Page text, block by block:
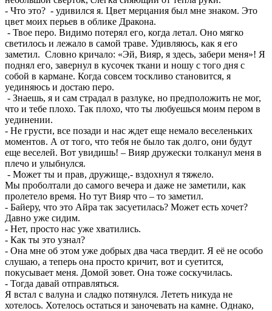
- Что это? - удивился я. Цвет мерцания был мне знаком. Это
цвет моих перьев в облике Дракона.
- Твое перо. Видимо потерял его, когда летал. Оно мягко
светилось и лежало в самой траве. Удивляюсь, как я его
заметил. Словно кричало: «Эй, Вияр, я здесь, забери меня»! Я
поднял его, завернул в кусочек ткани и ношу с того дня с
собой в кармане. Когда совсем тоскливо становится, я
уединяюсь и достаю перо.
- Знаешь, я и сам страдал в разлуке, но предположить не мог,
что и тебе плохо. Так плохо, что ты любуешься моим пером в
уединении.
- Не грусти, все позади и нас ждет еще немало веселеньких
моментов. А от того, что тебя не было так долго, они будут
еще веселей. Вот увидишь! – Вияр дружески толканул меня в
плечо и улыбнулся.
- Может ты и прав, дружище,- вздохнул я тяжело.
Мы проболтали до самого вечера и даже не заметили, как
пролетело время. Но тут Вияр что – то заметил.
- Байеру, что это Айра так засуетилась? Может есть хочет?
Давно уже сидим.
- Нет, просто нас уже хватились.
- Как ты это узнал?
- Она мне об этом уже добрых два часа твердит. Я её не особо
слушаю, а теперь она просто кричит, вот и суетится,
покусывает меня. Домой зовет. Она тоже соскучилась.
- Тогда давай отправляться.
Я встал с валуна и сладко потянулся. Лететь никуда не
хотелось. Хотелось остаться и заночевать на камне. Однако,